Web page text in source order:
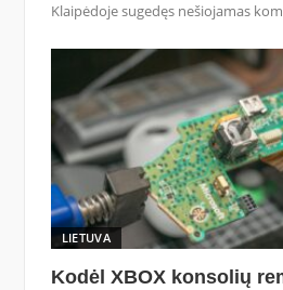
Klaipėdoje sugedęs nešiojamas
LIETUVA
Kodėl XBOX konsolių